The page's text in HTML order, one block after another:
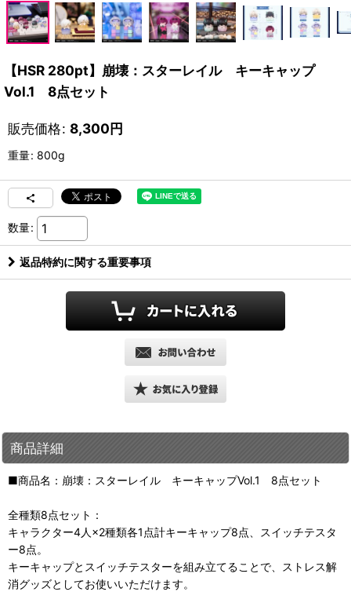
【HSR 280pt】崩壊：スターレイル キーキャップ
Vol.1 8点セット
販売価格: 8,300円
重量: 800g
数量:
返品特約に関する重要事項
商品詳細
■商品名：崩壊：スターレイル キーキャップVol.1 8点セット
全種類8点セット：
キャラクター4人×2種類各1点計キーキャップ8点、スイッチテスタ
ー8点。
キーキャップとスイッチテスターを組み立てることで、ストレス解
消グッズとしてお使いいただけます。